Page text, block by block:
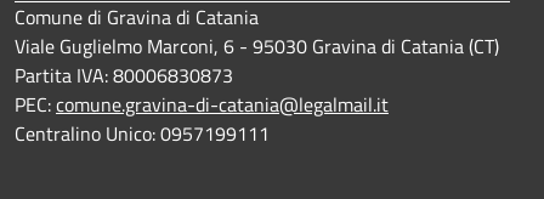
Comune di Gravina di Catania
Viale Guglielmo Marconi, 6 - 95030 Gravina di Catania (CT)
Partita IVA: 80006830873
PEC:comune.gravina-di-catania@legalmail.it
Centralino Unico: 0957199111